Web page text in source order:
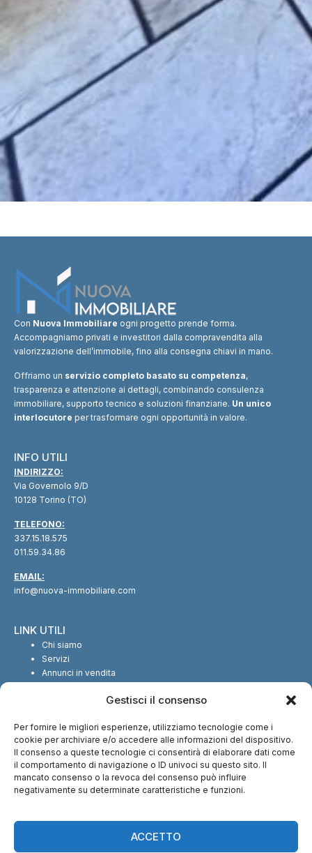
Gestisci il consenso
Per fornire le migliori esperienze, utilizziamo tecnologie come i
cookie per archiviare e/o accedere alle informazioni del dispositivo.
Il consenso a queste tecnologie ci consentirà di elaborare dati come
il comportamento di navigazione o ID univoci su questo sito. Il
mancato consenso o la revoca del consenso può influire
negativamente su determinate caratteristiche e funzioni.
ACCETTO
Con Nuova Immobiliare ogni progetto prende forma.
Accompagniamo privati e investitori dalla compravendita alla
valorizzazione dell’immobile, fino alla consegna chiavi in mano.
Offriamo un servizio completo basato su competenza,
trasparenza e attenzione ai dettagli, combinando consulenza
immobiliare, supporto tecnico e soluzioni finanziarie. Un unico
interlocutore per trasformare ogni opportunità in valore.
INFO UTILI
INDIRIZZO:
Via Governolo 9/D
10128 Torino (TO)
TELEFONO:
337.15.18.575
011.59.34.86
EMAIL:
info@nuova-immobiliare.com
LINK UTILI
Chi siamo
Servizi
Annunci in vendita
SEGUICI SUI SOCIAL
CI TROVI ANCHE SU: